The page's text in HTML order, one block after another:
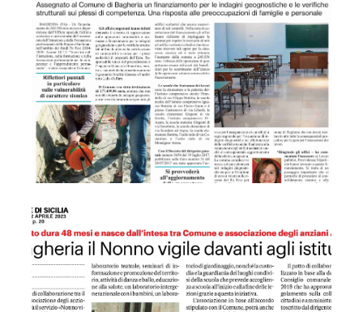
GDS 12/04/2023 A Bagheria nonno vigile davanti gli istituti